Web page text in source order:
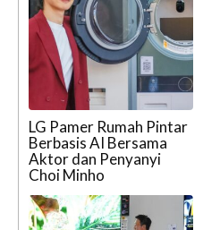
LG Pamer Rumah Pintar
Berbasis AI Bersama
Aktor dan Penyanyi
Choi Minho